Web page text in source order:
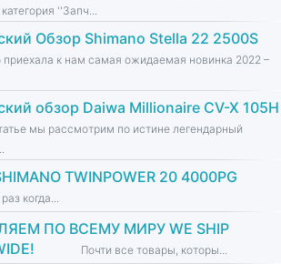
''Запч...
Обзор Shimano Stella 22 2500S
приехала к нам самая ожидаемая новинка 2022 –
обзор Daiwa Millionaire CV-X 105H
мы рассмотрим по истине легендарный
TWINPOWER 20 4000PG
когда...
ПО ВСЕМУ МИРУ WE SHIP
Почти все товары, которы...